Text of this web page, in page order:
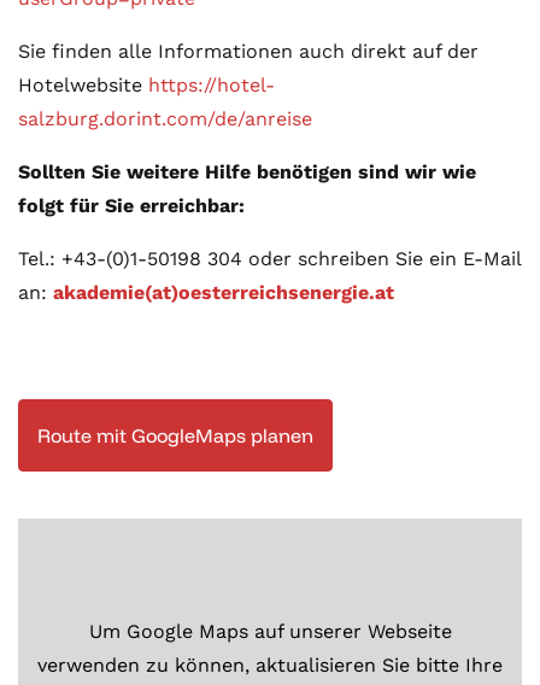
Sie finden alle Informationen auch direkt auf der
Hotelwebsite https://hotel-
salzburg.dorint.com/de/anreise
Sollten Sie weitere Hilfe benötigen sind wir wie
folgt für Sie erreichbar:
Tel.: +43-(0)1-50198 304 oder schreiben Sie ein E-Mail
an: akademie(at)oesterreichsenergie.at
Route mit GoogleMaps planen
Um Google Maps auf unserer Webseite
verwenden zu können, aktualisieren Sie bitte Ihre